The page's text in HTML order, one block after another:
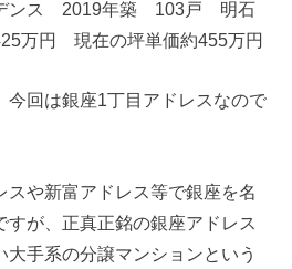
デンス 2019年築 103戸 明石
万円 現在の坪単価約455万円
回は銀座1丁目アドレスなので
スや新富アドレス等で銀座を名
すが、正真正銘の銀座アドレス
手系の分譲マンションという